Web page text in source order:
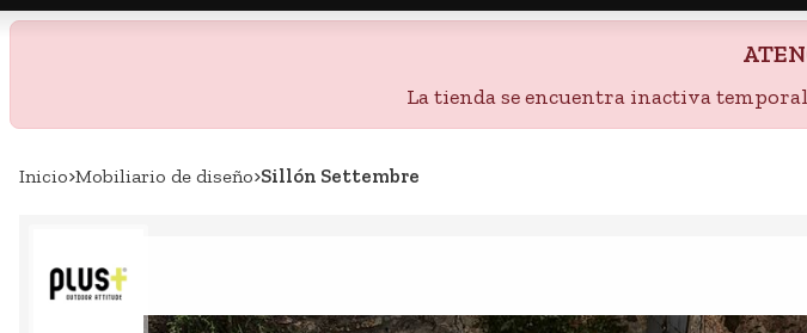
La tienda se encuentra inactiva
Inicio mobiliario de diseño Sillón Settembre